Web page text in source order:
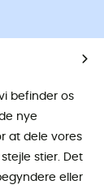
befinder os
nye
at dele vores
stier. Det
eller